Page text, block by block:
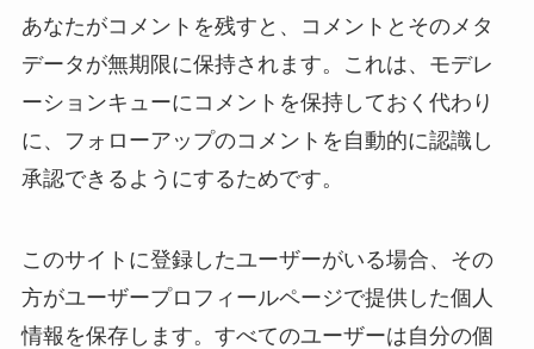
あなたがコメントを残すと、コメントとそのメタ
データが無期限に保持されます。これは、モデレ
ーションキューにコメントを保持しておく代わり
に、フォローアップのコメントを自動的に認識し
承認できるようにするためです。
このサイトに登録したユーザーがいる場合、その
方がユーザープロフィールページで提供した個人
情報を保存します。すべてのユーザーは自分の個